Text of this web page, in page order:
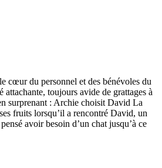
cœur du personnel et des bénévoles du
attachante, toujours avide de grattages à
surprenant : Archie choisit David La
fruits lorsqu’il a rencontré David, un
avoir besoin d’un chat jusqu’à ce